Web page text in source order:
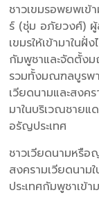
ชาวเขมรอพยพเข้
ร์ (ชุ่ม อภัยวงศ์) ผู้
เขมรให้เข้ามาใน
กัมพูชาและจัดตั้ง
รวมทั้งมณฑลบูรพ
เวียดนามและสง
มาในบริเวณชายแ
อรัญประเทศ
ชาวเวียดนามหรื
สงครามเวียดนาม
ประเทศกัมพูชาเข้